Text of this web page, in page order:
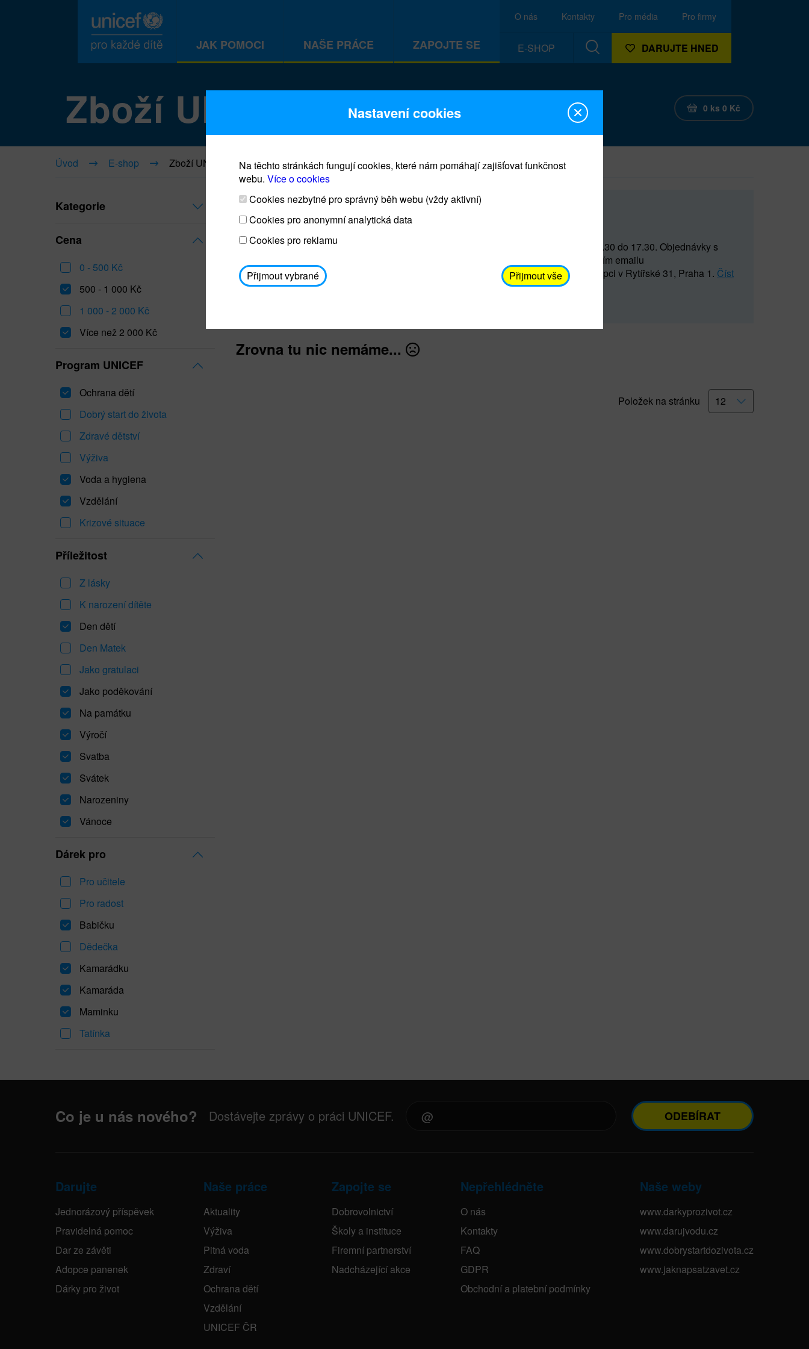
JAK POMOCI NAŠE PRÁCE ZAPOJTE SE
O nás Kontakty Pro média Pro firmy
E-SHOP DARUJTE HNED
Zboží UNICEF 0 ks 0 Kč
Úvod E-shop Zboží UNICEF
Kategorie
Cena
0 - 500 Kč
500 - 1 000 Kč
1 000 - 2 000 Kč
Více než 2 000 Kč
Program UNICEF
Ochrana dětí
Dobrý start do života
Zdravé dětství
Výživa
Voda a hygiena
Vzdělání
Krizové situace
Příležitost
Z lásky
K narození dítěte
Den dětí
Den Matek
Jako gratulaci
Jako poděkování
Na památku
Výročí
Svatba
Svátek
Narozeniny
Vánoce
Dárek pro
Pro učitele
Pro radost
Babičku
Dědečka
Kamarádku
Kamaráda
Maminku
Tatínka
Prodej blahopřání a dárků UNICEF
Prodejna UNICEF bude otevřena každý čtvrtek o 11 do 15 a od 15.30 do 17.30. Objednávky s
osobním odběrem je možné vyzvednout po domluvě (prostřednictvím emailu
avodickova@unicef.cz nebo telefonním čísle 606 655 547) na recepci v Rytířské 31, Praha 1. Číst
dále
Zrovna tu nic nemáme...
Položek na stránku
Co je u nás nového? Dostávejte zprávy o práci UNICEF. ODEBÍRAT
Darujte
Jednorázový příspěvek
Pravidelná pomoc
Dar ze závěti
Adopce panenek
Dárky pro život
Naše práce
Aktuality
Výživa
Pitná voda
Zdraví
Ochrana dětí
Vzdělání
UNICEF ČR
Zapojte se
Dobrovolnictví
Školy a instituce
Firemní partnerství
Nadcházející akce
Nepřehlédněte
O nás
Kontakty
FAQ
GDPR
Obchodní a platební podmínky
Naše weby
www.darkyprozivot.cz
www.darujvodu.cz
www.dobrystartdozivota.cz
www.jaknapsatzavet.cz
Nastavení cookies
Na těchto stránkách fungují cookies, které nám pomáhají zajišťovat funkčnost
webu. Více o cookies
Cookies nezbytné pro správný běh webu (vždy aktivní)
Cookies pro anonymní analytická data
Cookies pro reklamu
Přijmout vybrané Přijmout vše